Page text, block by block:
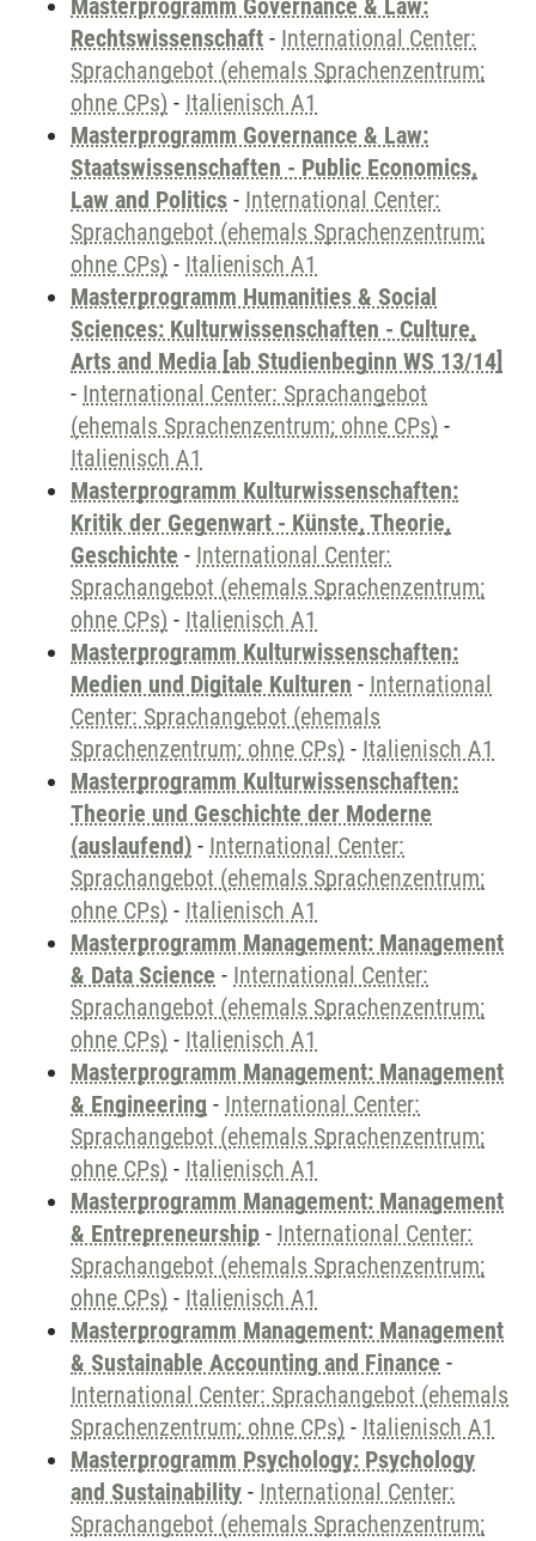
Masterprogramm Governance & Law:
Rechtswissenschaft - International Center:
Sprachangebot (ehemals Sprachenzentrum;
ohne CPs) - Italienisch A1
Masterprogramm Governance & Law:
Staatswissenschaften - Public Economics,
Law and Politics - International Center:
Sprachangebot (ehemals Sprachenzentrum;
ohne CPs) - Italienisch A1
Masterprogramm Humanities & Social
Sciences: Kulturwissenschaften - Culture,
Arts and Media [ab Studienbeginn WS 13/14]
- International Center: Sprachangebot
(ehemals Sprachenzentrum; ohne CPs) -
Italienisch A1
Masterprogramm Kulturwissenschaften:
Kritik der Gegenwart - Künste, Theorie,
Geschichte - International Center:
Sprachangebot (ehemals Sprachenzentrum;
ohne CPs) - Italienisch A1
Masterprogramm Kulturwissenschaften:
Medien und Digitale Kulturen - International
Center: Sprachangebot (ehemals
Sprachenzentrum; ohne CPs) - Italienisch A1
Masterprogramm Kulturwissenschaften:
Theorie und Geschichte der Moderne
(auslaufend) - International Center:
Sprachangebot (ehemals Sprachenzentrum;
ohne CPs) - Italienisch A1
Masterprogramm Management: Management
& Data Science - International Center:
Sprachangebot (ehemals Sprachenzentrum;
ohne CPs) - Italienisch A1
Masterprogramm Management: Management
& Engineering - International Center:
Sprachangebot (ehemals Sprachenzentrum;
ohne CPs) - Italienisch A1
Masterprogramm Management: Management
& Entrepreneurship - International Center:
Sprachangebot (ehemals Sprachenzentrum;
ohne CPs) - Italienisch A1
Masterprogramm Management: Management
& Sustainable Accounting and Finance -
International Center: Sprachangebot (ehemals
Sprachenzentrum; ohne CPs) - Italienisch A1
Masterprogramm Psychology: Psychology
and Sustainability - International Center:
Sprachangebot (ehemals Sprachenzentrum;